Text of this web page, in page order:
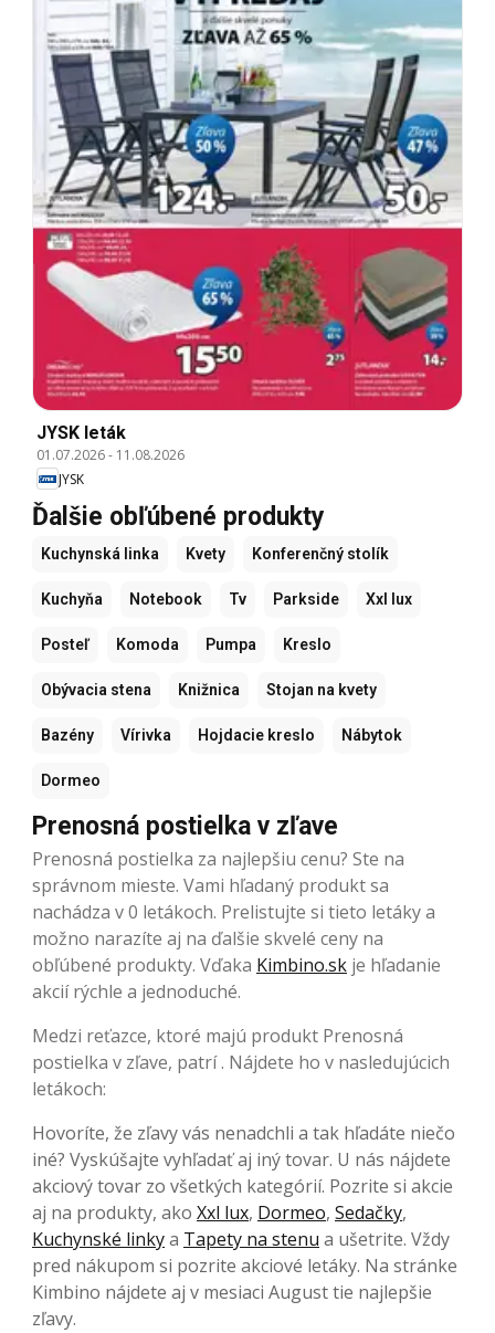
JYSK leták
01.07.2026- 11.08.2026
JYSK
Ďalšie obľúbené produkty
Kuchynská linka Kvety Konferenčný stolík
Kuchyňa Notebook Tv Parkside Xxl lux
Posteľ Komoda Pumpa Kreslo
Obývacia stena Knižnica Stojan na kvety
Bazény Vírivka Hojdacie kreslo Nábytok
Dormeo
Prenosná postielka v zľave
Prenosná postielka za najlepšiu cenu? Ste na
správnom mieste. Vami hľadaný produkt sa
nachádza v 0 letákoch. Prelistujte si tieto letáky a
možno narazíte aj na ďalšie skvelé ceny na
obľúbené produkty. Vďaka Kimbino.sk je hľadanie
akcií rýchle a jednoduché.
Medzi reťazce, ktoré majú produkt Prenosná
postielka v zľave, patrí . Nájdete ho v nasledujúcich
letákoch:
Hovoríte, že zľavy vás nenadchli a tak hľadáte niečo
iné? Vyskúšajte vyhľadať aj iný tovar. U nás nájdete
akciový tovar zo všetkých kategórií. Pozrite si akcie
aj na produkty, ako Xxl lux, Dormeo, Sedačky,
Kuchynské linkya Tapety na stenu a ušetrite. Vždy
pred nákupom si pozrite akciové letáky. Na stránke
Kimbino nájdete aj v mesiaci August tie najlepšie
zľavy.